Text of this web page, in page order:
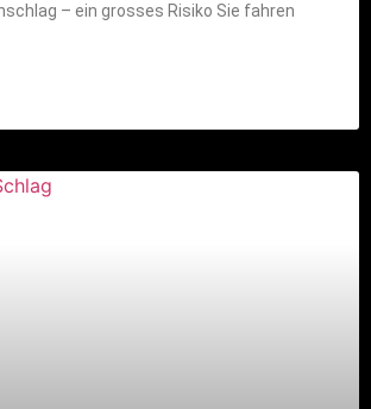
– ein grosses Risiko Sie fahren